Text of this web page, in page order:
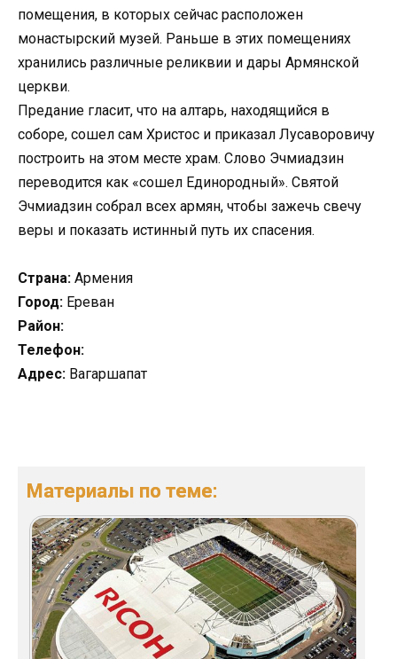
помещения, в которых сейчас расположен
монастырский музей. Раньше в этих помещениях
хранились различные реликвии и дары Армянской
церкви.
Предание гласит, что на алтарь, находящийся в
соборе, сошел сам Христос и приказал Лусаворовичу
построить на этом месте храм. Слово Эчмиадзин
переводится как «сошел Единородный». Святой
Эчмиадзин собрал всех армян, чтобы зажечь свечу
веры и показать истинный путь их спасения.
Страна: Армения
Город: Ереван
Район:
Телефон:
Адрес: Вагаршапат
Материалы по теме: